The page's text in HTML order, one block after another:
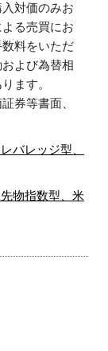
対価のみお
る売買にお
料をいただ
よび為替相
ます。
券等書面、
バレッジ型、
物指数型、米